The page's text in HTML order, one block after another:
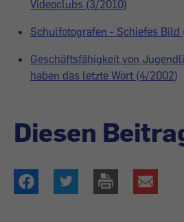
Videoclubs (3/2010)
Schulfotografen - Schiefes Bild
Geschäftsfähigkeit von
haben das letzte Wort (4/2002)
Diesen